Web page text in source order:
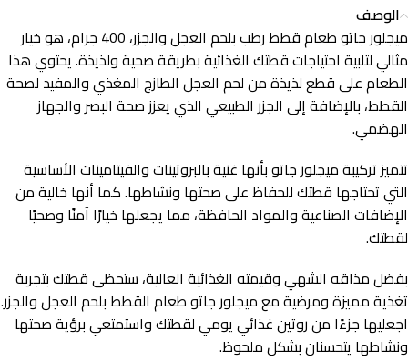
الوصف
ميجلور جاتو طعام قطط رطب بلحم العجل والجزر، 400 جرام، هو خيار
مثالي لتلبية احتياجات قطتك الغذائية بطريقة صحية ولذيذة. يحتوي هذا
الطعام على قطع لذيذة من لحم العجل الطازج المغذي والمفيد لصحة
القطط، بالإضافة إلى الجزر الطبيعي الذي يعزز صحة البصر والجهاز
الهضمي.
تتميز تركيبة ميجلور جاتو بأنها غنية بالبروتينات والفيتامينات الأساسية
التي تحتاجها قطتك للحفاظ على صحتها ونشاطها. كما أنها خالية من
الإضافات الصناعية والمواد الحافظة، مما يجعلها خيارًا آمنًا وصحيًا
لقطتك.
بفضل مذاقه الشهي وقيمته الغذائية العالية، ستحظى قطتك بتجربة
تغذية مميزة ومرضية مع ميجلور جاتو طعام القطط بلحم العجل والجزر.
اجعليها جزءًا من روتين غذائي يومي لقطتك واستمتعي برؤية صحتها
ونشاطها يتحسنان بشكل ملحوظ.